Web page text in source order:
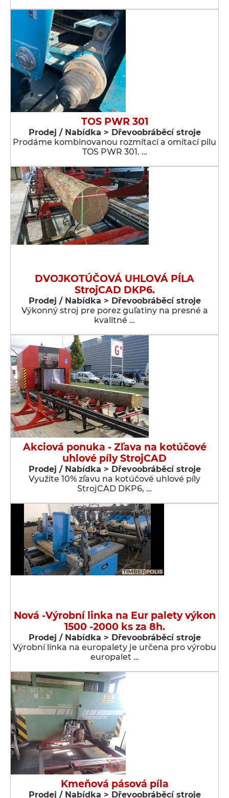
TOS PWR 301
Prodej / Nabídka > Dřevoobráběcí stroje
Prodáme kombinovanou rozmítací a omítací pilu
TOS PWR 301. …
DVOJKOTÚČOVÁ UHLOVÁ PÍLA
StrojCAD DKP6.
Prodej / Nabídka > Dřevoobráběcí stroje
Výkonný stroj pre porez guľatiny na presné a
kvalitné …
Akciová ponuka - Zľava na kotúčové
uhlové píly StrojCAD
Prodej / Nabídka > Dřevoobráběcí stroje
Využite 10% zľavu na kotúčové uhlové píly
StrojCAD DKP6, …
Nová -Výrobní linka na Eur palety výkon
1500 -2000 ks za 8h.
Prodej / Nabídka > Dřevoobráběcí stroje
Výrobní linka na europalety je určena pro výrobu
europalet …
Kmeňová pásová píla
Prodej / Nabídka > Dřevoobráběcí stroje